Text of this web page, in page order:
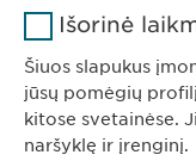
Trukmė
Išorinė
Šiuos slapukus
jūsų pomėgių
kitose svetainėse.
naršyklę ir įrenginį.